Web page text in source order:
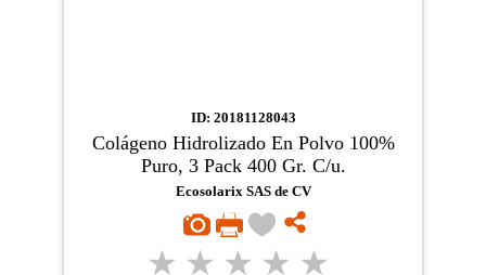
ID: 20181128043
Colágeno Hidrolizado En Polvo 100%
Puro, 3 Pack 400 Gr. C/u.
Ecosolarix SAS de CV